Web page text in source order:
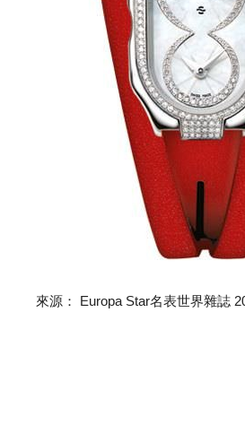
來源： Europa Star名表世界雜誌